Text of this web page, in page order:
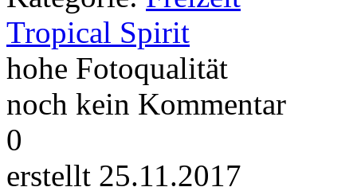
Tropical Spirit
hohe Fotoqualität
noch kein Kommentar
0
erstellt 25.11.2017